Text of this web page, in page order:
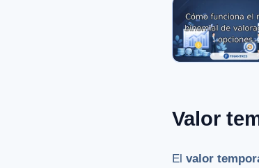
Valor
El valor